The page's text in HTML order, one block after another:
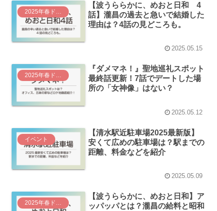
2025年春ドラマ
【波うららかに、めおと日和 4
話】瀧昌の過去と急いで結婚した
理由は？4話の見どころも。
2025.05.15
2025年春ドラマ
『ダメマネ！』聖地巡礼スポット
最終話更新！7話でデートした場
所の「女神像」はない？
2025.05.12
イベント
【清水駅近駐車場2025最新版】
安くて広めの駐車場は？駅までの
距離、料金などを紹介
2025.05.09
2025年春ドラマ
【波うららかに、めおと日和】ア
ッパッパとは？瀧昌の給料と昭和